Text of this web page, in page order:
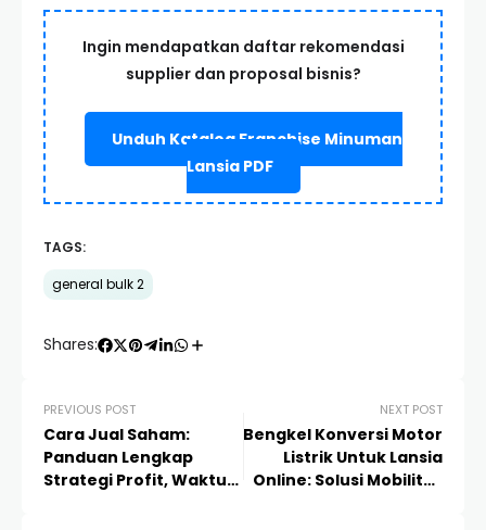
Ingin mendapatkan daftar rekomendasi
supplier dan proposal bisnis?
Unduh Katalog Franchise Minuman
Lansia PDF
TAGS:
general bulk 2
Shares:
PREVIOUS POST
Cara Jual Saham:
Panduan Lengkap
Strategi Profit, Waktu
NEXT POST
Bengkel Konversi Motor
Listrik Untuk Lansia
Online: Solusi Mobilitas